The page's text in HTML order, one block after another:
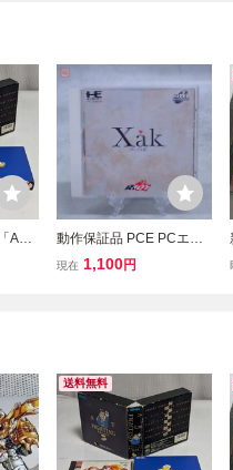
ART
動作保証品 PCE PCエン
ジン SUPER CD-ROM2
現在 1,100円
送料無料